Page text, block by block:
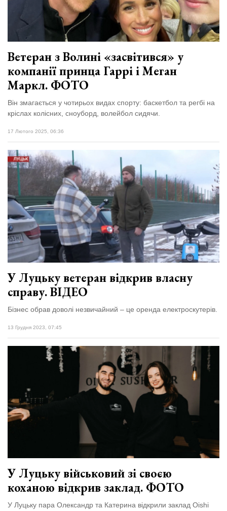
Ветеран з Волині «засвітився» у
компанії принца Гаррі і Меган
Маркл. ФОТО
Він змагається у чотирьох видах спорту: баскетбол та регбі на
кріслах колісних, сноуборд, волейбол сидячи.
17 Лютого 2025, 06:36
У Луцьку ветеран відкрив власну
справу. ВІДЕО
Бізнес обрав доволі незвичайний – це оренда електроскутерів.
13 Грудня 2023, 07:45
У Луцьку військовий зі своєю
коханою відкрив заклад. ФОТО
У Луцьку пара Олександр та Катерина відкрили заклад Oishi